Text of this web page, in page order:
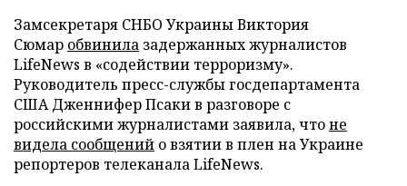
Замсекретаря СНБО Украины Виктория
Сюмар обвинила задержанных журналистов
LifeNews в «содействии терроризму».
Руководитель пресс-службы госдепартамента
США Дженнифер Псаки в разговоре с
российскими журналистами заявила, чтоне
видела сообщений о взятии в плен на Украине
репортеров телеканала LifeNews.